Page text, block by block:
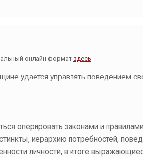
онлайн формат здесь
удается управлять поведением
оперировать законами и
иерархию потребностей,
личности, в итоге